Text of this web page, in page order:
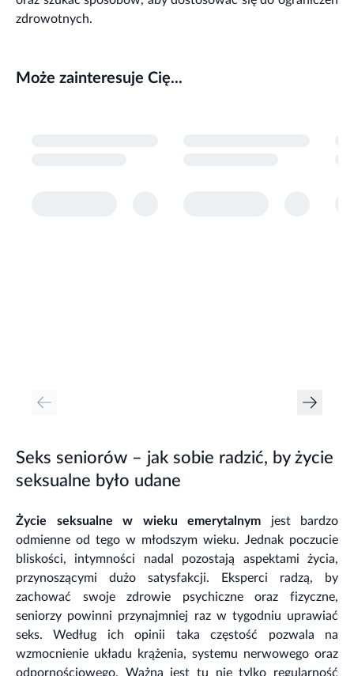
zdrowotnych.
Może zainteresuje Cię...
Seks seniorów – jak sobie radzić, by życie
seksualne było udane
Życie seksualne w wieku emerytalnym jest bardzo
odmienne od tego w młodszym wieku. Jednak poczucie
bliskości, intymności nadal pozostają aspektami życia,
przynoszącymi dużo satysfakcji. Eksperci radzą, by
zachować swoje zdrowie psychiczne oraz fizyczne,
seniorzy powinni przynajmniej raz w tygodniu uprawiać
seks. Według ich opinii taka częstość pozwala na
wzmocnienie układu krążenia, systemu nerwowego oraz
odpornościowego. Ważna jest tu nie tylko regularność